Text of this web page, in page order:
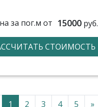
за пог.м от 15000руб.
СТОИМОСТЬ
1 2 3 4 5 »